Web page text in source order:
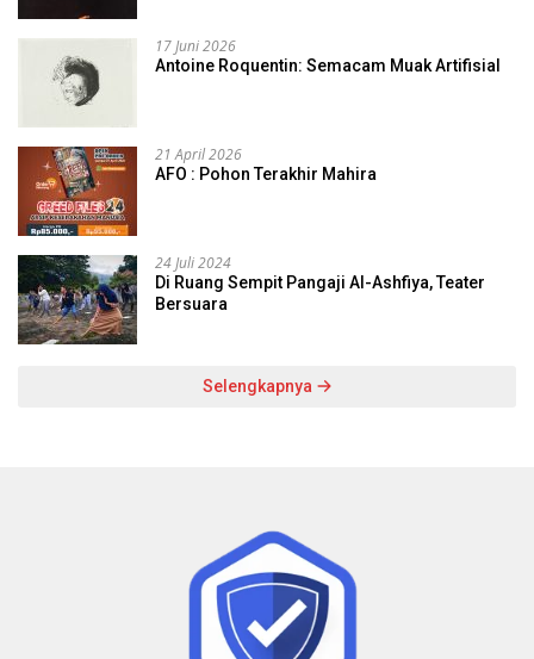
17 Juni 2026
Antoine Roquentin: Semacam Muak Artifisial
21 April 2026
AFO : Pohon Terakhir Mahira
24 Juli 2024
Di Ruang Sempit Pangaji Al-Ashfiya, Teater
Bersuara
Selengkapnya